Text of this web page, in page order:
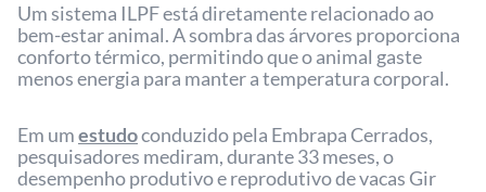
Um sistema ILPF está diretamente relacionado ao
bem-estar animal. A sombra das árvores proporciona
conforto térmico, permitindo que o animal gaste
menos energia para manter a temperatura corporal.
Em umestudoconduzido pela Embrapa Cerrados,
pesquisadores mediram, durante 33 meses, o
desempenho produtivo e reprodutivo de vacas Gir